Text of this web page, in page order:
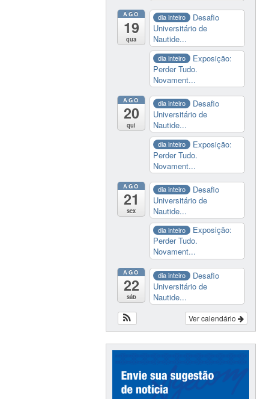
AGO
19
qua
dia inteiro
Desafio
Universitário de
Nautide...
dia inteiro
Exposição:
Perder Tudo.
Novament...
AGO
20
qui
dia inteiro
Desafio
Universitário de
Nautide...
dia inteiro
Exposição:
Perder Tudo.
Novament...
AGO
21
sex
dia inteiro
Desafio
Universitário de
Nautide...
dia inteiro
Exposição:
Perder Tudo.
Novament...
AGO
22
sáb
dia inteiro
Desafio
Universitário de
Nautide...
Ver calendário